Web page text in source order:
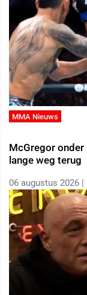
MMA Nieuws
McGregor onder
lange weg terug
06 augustus 2026 |